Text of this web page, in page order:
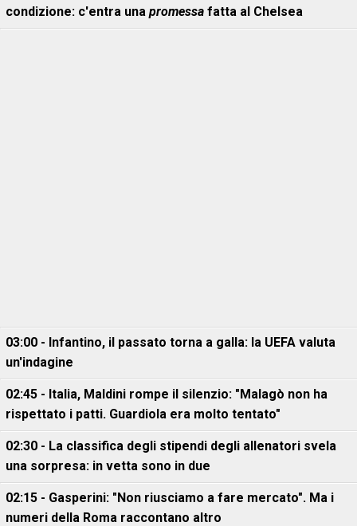
condizione: c'entra una promessa fatta al Chelsea
03:00 - Infantino, il passato torna a galla: la UEFA valuta
un'indagine
02:45 - Italia, Maldini rompe il silenzio: "Malagò non ha
rispettato i patti. Guardiola era molto tentato"
02:30 - La classifica degli stipendi degli allenatori svela
una sorpresa: in vetta sono in due
02:15 - Gasperini: "Non riusciamo a fare mercato". Ma i
numeri della Roma raccontano altro